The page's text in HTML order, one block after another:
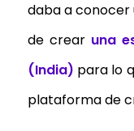
daba a
de crear una
(India) para lo
plataforma de